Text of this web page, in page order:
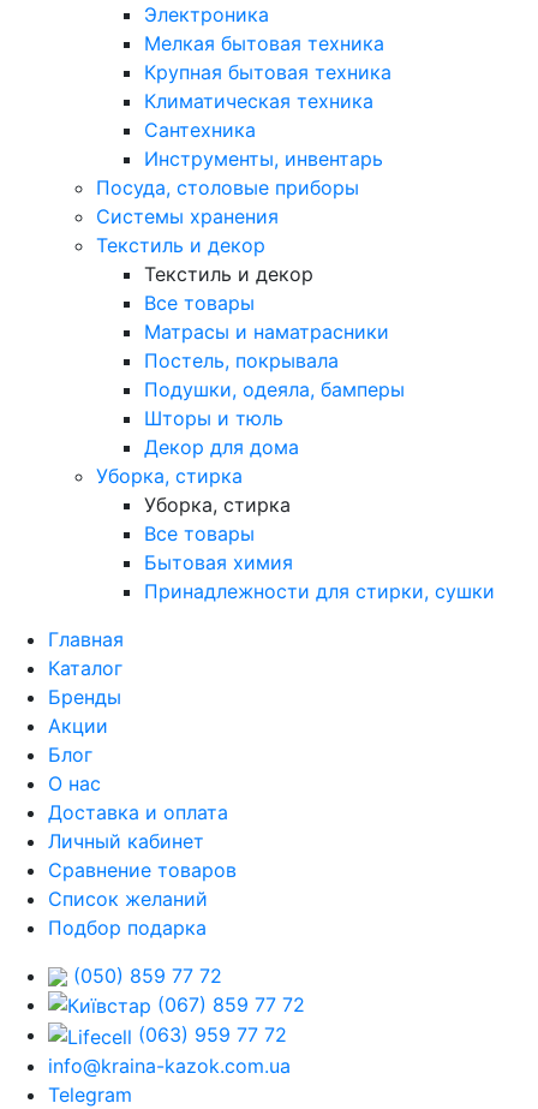
Электроника
Мелкая бытовая техника
Крупная бытовая техника
Климатическая техника
Сантехника
Инструменты, инвентарь
Посуда, столовые приборы
Системы хранения
Текстиль и декор
Текстиль и декор
Все товары
Матрасы и наматрасники
Постель, покрывала
Подушки, одеяла, бамперы
Шторы и тюль
Декор для дома
Уборка, стирка
Уборка, стирка
Все товары
Бытовая химия
Принадлежности для стирки, сушки
Главная
Каталог
Бренды
Акции
Блог
О нас
Доставка и оплата
Личный кабинет
Сравнение товаров
Список желаний
Подбор подарка
(050) 859 77 72
(067) 859 77 72
(063) 959 77 72
info@kraina-kazok.com.ua
Telegram